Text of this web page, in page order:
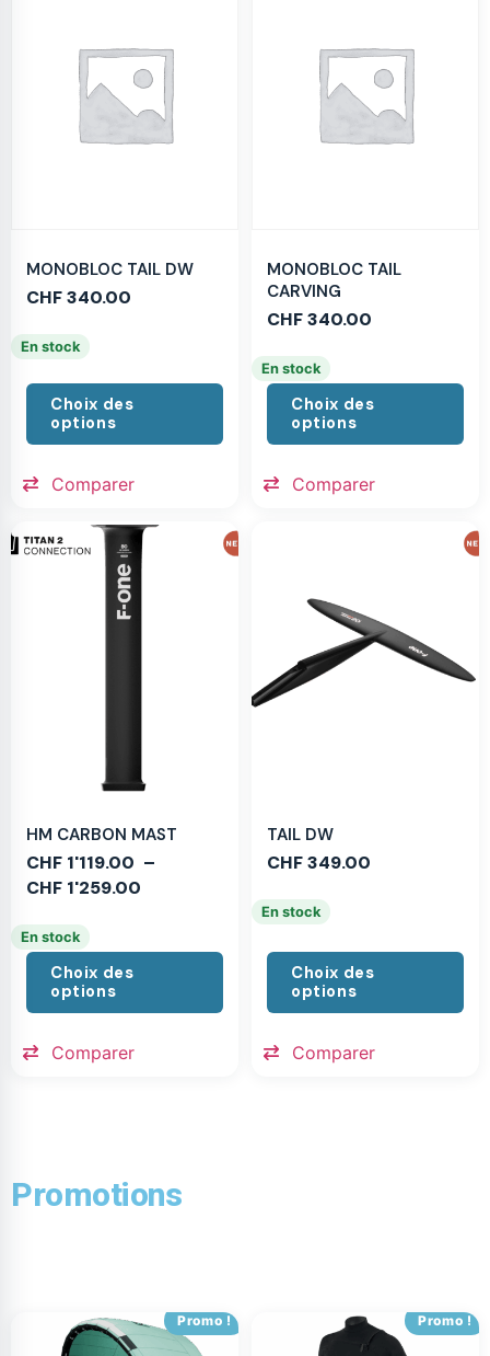
MONOBLOC TAIL DW
CHF340.00
En stock
Choix des
options
Comparer
MONOBLOC TAIL
CARVING
CHF340.00
En stock
Choix des
options
Comparer
HM CARBON MAST
CHF 1'119.00 –
CHF 1'259.00
En stock
Choix des
options
Comparer
TAIL DW
CHF349.00
En stock
Choix des
options
Comparer
Promotions
Promo ! Promo !